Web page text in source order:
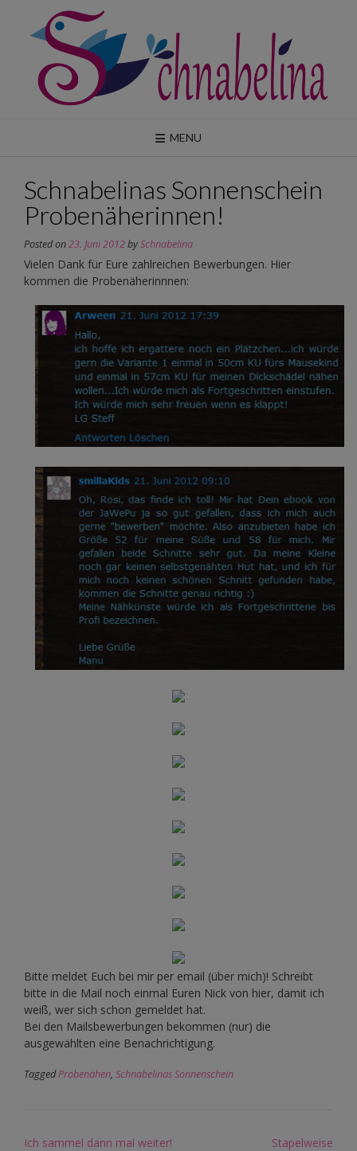
content
MENU
Schnabelinas Sonnenschein
Probenäherinnen!
Posted on23. Juni 2012bySchnabelina
Vielen Dank für Eure zahlreichen Bewerbungen. Hier
kommen die Probenäherinnnen:
Bitte meldet Euch bei mir per email (über mich)! Schreibt
bitte in die Mail noch einmal Euren Nick von hier, damit ich
weiß, wer sich schon gemeldet hat.
Bei den Mailsbewerbungen bekommen (nur) die
ausgewählten eine Benachrichtigung.
TaggedProbenähen, Schnabelinas Sonnenschein
Post
Ich sammel dann mal weiter! Stapelweise